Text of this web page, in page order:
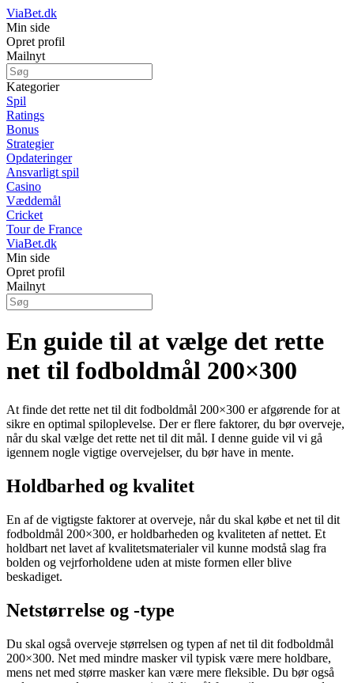
ViaBet.dk
Min side
Opret profil
Mailnyt
Kategorier
Spil
Ratings
Bonus
Strategier
Opdateringer
Ansvarligt spil
Casino
Væddemål
Cricket
Tour de France
ViaBet.dk
Min side
Opret profil
Mailnyt
En guide til at vælge det rette
net til fodboldmål 200×300
At finde det rette net til dit fodboldmål 200×300 er afgørende for at
sikre en optimal spiloplevelse. Der er flere faktorer, du bør overveje,
når du skal vælge det rette net til dit mål. I denne guide vil vi gå
igennem nogle vigtige overvejelser, du bør have in mente.
Holdbarhed og kvalitet
En af de vigtigste faktorer at overveje, når du skal købe et net til dit
fodboldmål 200×300, er holdbarheden og kvaliteten af nettet. Et
holdbart net lavet af kvalitetsmaterialer vil kunne modstå slag fra
bolden og vejrforholdene uden at miste formen eller blive
beskadiget.
Netstørrelse og -type
Du skal også overveje størrelsen og typen af net til dit fodboldmål
200×300. Net med mindre masker vil typisk være mere holdbare,
mens net med større masker kan være mere fleksible. Du bør også